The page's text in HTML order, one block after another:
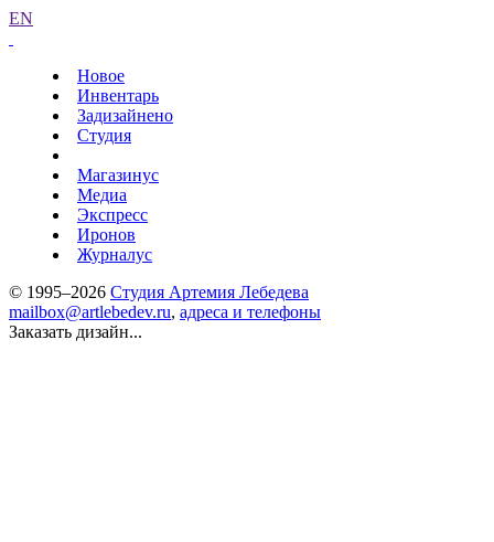
EN
Новое
Инвентарь
Задизайнено
Студия
Магазинус
Медиа
Экспресс
Иронов
Журналус
© 1995–2026 Студия Артемия Лебедева
mailbox@artlebedev.ru, адреса и телефоны
Заказать дизайн...